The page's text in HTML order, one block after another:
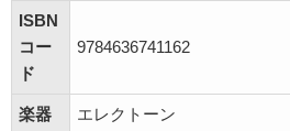
ISBN
コー
ド
9784636741162
楽器 エレクトーン